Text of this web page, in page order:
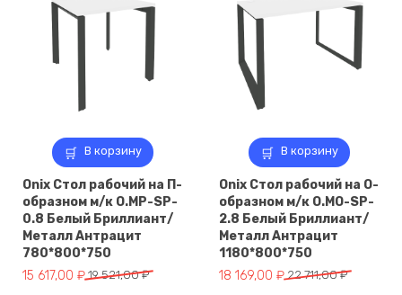
В корзину
Onix Стол рабочий на П-
образном м/к O.MP-SP-
0.8 Белый Бриллиант/
Металл Антрацит
780*800*750
19 521,00₽
Первоначальная
15 617,00 ₽
Текущая
В корзину
Onix Стол рабочий на О-
образном м/к O.MO-SP-
2.8 Белый Бриллиант/
Металл Антрацит
1180*800*750
22 711,00₽
Первоначальная
18 169,00 ₽
Текущая